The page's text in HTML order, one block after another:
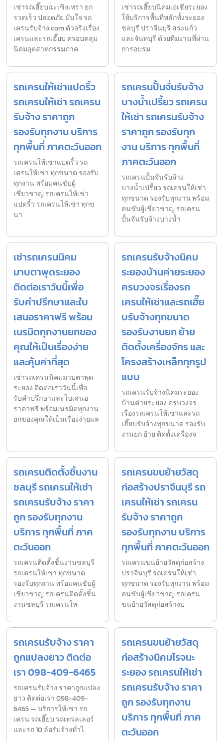
เช่ารถเฮี๊ยบฉะเชิงเทรา ยก
รวดเร็ว ปลอดภัย มั่นใจ รถ
เครนรับจ้าง.com ตัวจริงเรื่อง
เครนและรถเฮี๊ยบ ครอบคลุม
นิคมอุตสาหกรรมภาค
เช่ารถเฮี๊ยบนิคมเอเชียระยอง
ให้บริการพื้นที่หลักทั้งระยอง
ชลบุรี ปราจีนบุรี สระแก้ว
และจันทบุรี ด้วยทีมงานที่ผ่าน
การอบรม
รถเครนให้เช่าแปดริ้ว
รถเครนให้เช่า รถเครน
รับจ้าง ราคาถูก
รองรับทุกงาน บริการ
ทุกพื้นที่ ภาคตะวันออก
รถเครนให้เช่าแปดริ้ว รถ
เครนให้เช่า ทุกขนาด รองรับ
ทุกงาน พร้อมคนขับผู้
เชี่ยวชาญ รถเครนให้เช่า
แปดริ้ว รถเครนให้เช่า ทุกข
นา
รถเครนปั้นจั่นรับจ้าง
บางน้ำเปรี้ยว รถเครน
ให้เช่า รถเครนรับจ้าง
ราคาถูก รองรับทุก
งาน บริการ ทุกพื้นที่
ภาคตะวันออก
รถเครนปั้นจั่นรับจ้าง
บางน้ำเปรี้ยว รถเครนให้เช่า
ทุกขนาด รองรับทุกงาน พร้อม
คนขับผู้เชี่ยวชาญ รถเครน
ปั้นจั่นรับจ้างบางน้ำ
เช่ารถเครนนิคม
มาบตาพุดระยอง
ติดต่อเราวันนี้เพื่อ
รับคำปรึกษาและใบ
เสนอราคาฟรี พร้อม
เนรมิตทุกงานยกของ
คุณให้เป็นเรื่องง่าย
และคุ้มค่าที่สุด
เช่ารถเครนนิคมมาบตาพุด
ระยอง ติดต่อเราวันนี้เพื่อ
รับคำปรึกษาและใบเสนอ
ราคาฟรี พร้อมเนรมิตทุกงาน
ยกของคุณให้เป็นเรื่องง่ายแล
รถเครนรับจ้างนิคม
ระยองบ้านค่ายระยอง
ครบวงจรเรื่องรถ
เครนให้เช่าและรถเฮี๊ย
บรับจ้างทุกขนาด
รองรับงานยก ย้าย
ติดตั้งเครื่องจักร และ
โครงสร้างเหล็กทุกรูป
แบบ
รถเครนรับจ้างนิคมระยอง
บ้านค่ายระยอง ครบวงจร
เรื่องรถเครนให้เช่าและรถ
เฮี๊ยบรับจ้างทุกขนาด รองรับ
งานยก ย้าย ติดตั้งเครื่องจ
รถเครนติดตั้งชิ้นงาน
ชลบุรี รถเครนให้เช่า
รถเครนรับจ้าง ราคา
ถูก รองรับทุกงาน
บริการ ทุกพื้นที่ ภาค
ตะวันออก
รถเครนติดตั้งชิ้นงานชลบุรี
รถเครนให้เช่า ทุกขนาด
รองรับทุกงาน พร้อมคนขับผู้
เชี่ยวชาญ รถเครนติดตั้งชิ้น
งานชลบุรี รถเครนให
รถเครนขนย้ายวัสดุ
ก่อสร้างปราจีนบุรี รถ
เครนให้เช่า รถเครน
รับจ้าง ราคาถูก
รองรับทุกงาน บริการ
ทุกพื้นที่ ภาคตะวันออก
รถเครนขนย้ายวัสดุก่อสร้าง
ปราจีนบุรี รถเครนให้เช่า
ทุกขนาด รองรับทุกงาน พร้อม
คนขับผู้เชี่ยวชาญ รถเครน
ขนย้ายวัสดุก่อสร้างป
รถเครนรับจ้าง ราคา
ถูกแปลงยาว ติดต่อ
เรา 098-409-6465
รถเครนรับจ้าง ราคาถูกแปลง
ยาว ติดต่อเรา 098-409-
6465 — บริการให้เช่า รถ
เครน รถเฮี๊ยบ รถเทรลเลอร์
และรถ 10 ล้อรับจ้างทั่วไ
รถเครนขนย้ายวัสดุ
ก่อสร้างนิคมโรจนะ
ระยอง รถเครนให้เช่า
รถเครนรับจ้าง ราคา
ถูก รองรับทุกงาน
บริการ ทุกพื้นที่ ภาค
ตะวันออก